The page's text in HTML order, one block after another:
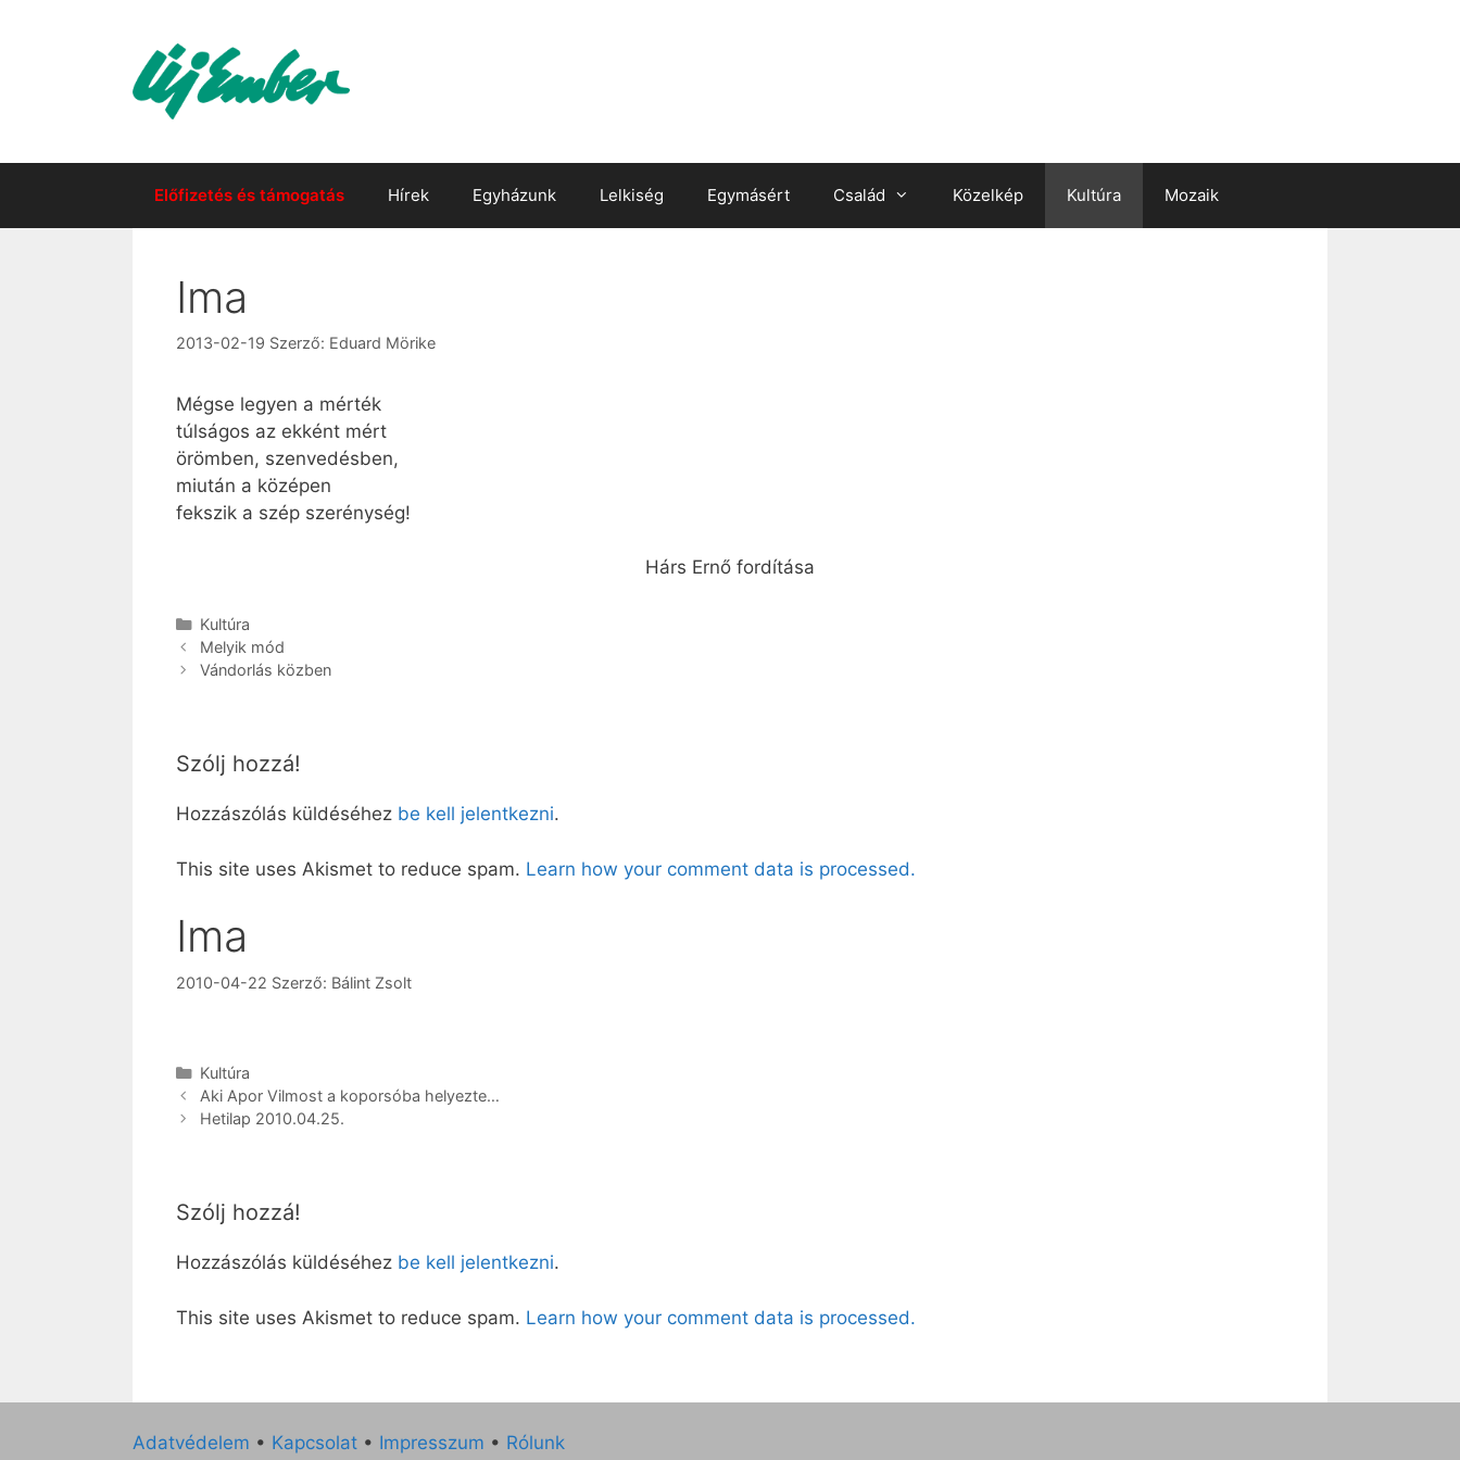
Előfizetés és támogatás Hírek Egyházunk Lelkiség Egymásért Család Közelkép Kultúra Mozaik
Ima
2013-02-19 Szerző: Eduard Mörike
Mégse legyen a mérték
túlságos az ekként mért
örömben, szenvedésben,
miután a középen
fekszik a szép szerénység!
Hárs Ernő fordítása
Kategória
Kultúra
Melyik mód
Vándorlás közben
Szólj hozzá!
Hozzászólás küldéséhez be kell jelentkezni.
This site uses Akismet to reduce spam. Learn how your comment data is processed.
Ima
2010-04-22 Szerző: Bálint Zsolt
Kategória
Kultúra
Aki Apor Vilmost a koporsóba helyezte…
Hetilap 2010.04.25.
Szólj hozzá!
Hozzászólás küldéséhez be kell jelentkezni.
This site uses Akismet to reduce spam. Learn how your comment data is processed.
Adatvédelem • Kapcsolat • Impresszum • Rólunk